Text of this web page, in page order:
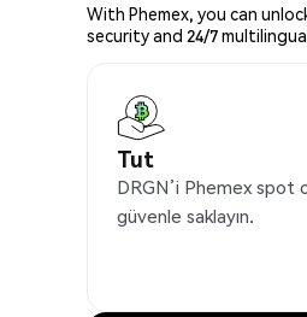
With Phemex, you can
security and 24/7
Tut
DRGN’i Phemex spot
güvenle saklayın.